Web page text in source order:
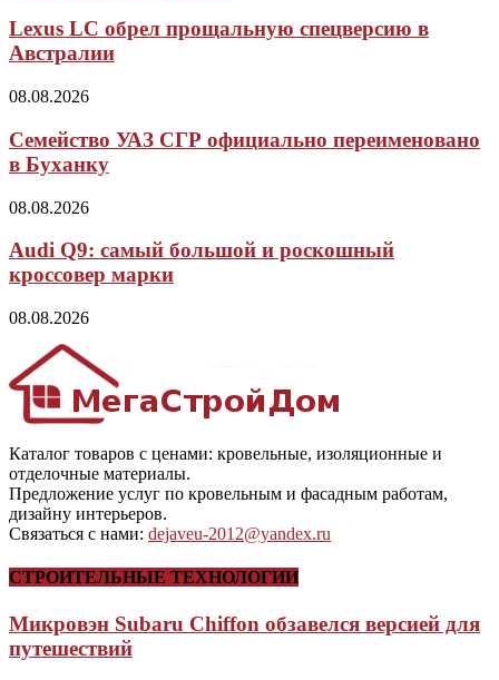
Lexus LC обрел прощальную спецверсию в
Австралии
08.08.2026
Семейство УАЗ СГР официально переименовано
в Буханку
08.08.2026
Audi Q9: самый большой и роскошный
кроссовер марки
08.08.2026
Каталог товаров с ценами: кровельные, изоляционные и
отделочные материалы.
Предложение услуг по кровельным и фасадным работам,
дизайну интерьеров.
Связаться с нами: dejaveu-2012@yandex.ru
СТРОИТЕЛЬНЫЕ ТЕХНОЛОГИИ
Микровэн Subaru Chiffon обзавелся версией для
путешествий